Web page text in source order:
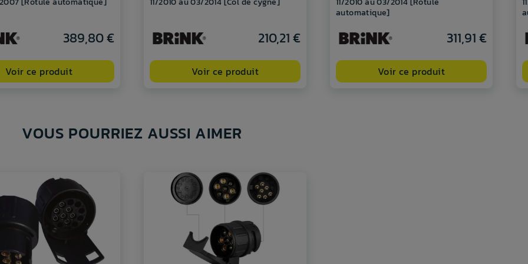
389,80 €
Voir ce produit
210,21 €
Voir ce produit
automatique]
311,91 €
Voir ce produit
VOUS POURRIEZ AUSSI AIMER